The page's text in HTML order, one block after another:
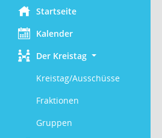
Startseite
Kalender
Der Kreistag
Kreistag/Ausschüsse
Fraktionen
Gruppen